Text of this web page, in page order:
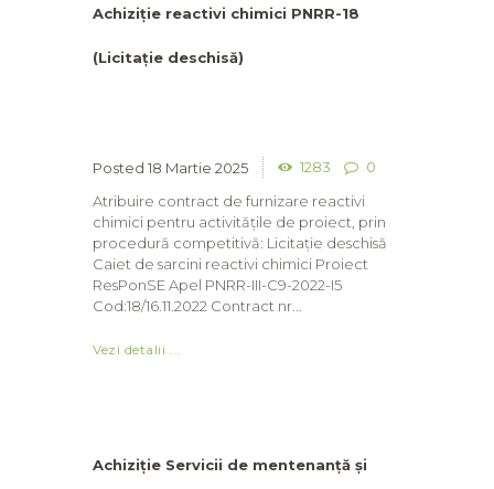
Achiziție reactivi chimici PNRR-18
(Licitație deschisă)
18 Martie 2025 1283
0
Atribuire contract de furnizare reactivi
chimici pentru activitățile de proiect, prin
procedură competitivă: Licitație deschisă
Caiet de sarcini reactivi chimici Proiect
ResPonSE Apel PNRR-III-C9-2022-I5
Cod:18/16.11.2022 Contract nr...
Vezi detalii ...
Achiziție Servicii de mentenanță și